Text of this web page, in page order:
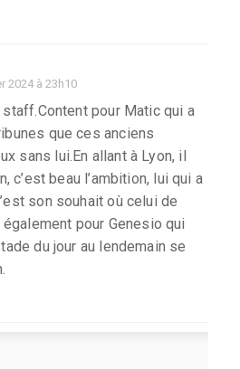
2024 à 23h10
pour Matic qui a
que ces anciens
sans lui.En allant à Lyon, il
c’est beau l’ambition, lui qui a
son souhait où celui de
pour Genesio qui
du jour au lendemain se